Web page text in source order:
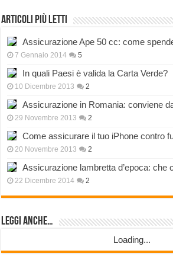
Articoli più letti
Assicurazione Ape 50 cc: come
7 Gennaio 2014 5
In quali Paesi è valida la Carta Verde?
10 Dicembre 2013 2
Assicurazione in Romania: conviene
29 Novembre 2013 2
Come assicurare il tuo iPhone contro
20 Novembre 2013 2
Assicurazione lambretta d’epoca: che
22 Dicembre 2014 2
Leggi anche…
Loading...